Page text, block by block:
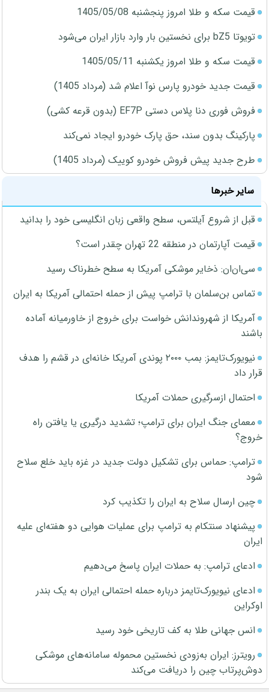
قیمت سکه و طلا امروز پنجشنبه 1405/05/08
تویوتا bZ5 برای نخستین بار وارد بازار ایران می‌شود
قیمت سکه و طلا امروز یکشنبه 1405/05/11
قیمت جدید خودرو پارس نوآ اعلام شد (مرداد 1405)
فروش فوری دنا پلاس دستی EF7P (بدون قرعه کشی)
پارکینگ بدون سند، حق پارک خودرو ایجاد نمی‌کند
طرح جدید پیش فروش خودرو کوییک (مرداد 1405)
سایر خبرها
قبل از شروع آیلتس، سطح واقعی زبان انگلیسی خود را بدانید
قیمت آپارتمان در منطقه 22 تهران چقدر است؟
سی‌ان‌ان: ذخایر موشکی آمریکا به سطح خطرناک رسید
تماس بن‌سلمان با ترامپ پیش از حمله احتمالی آمریکا به ایران
آمریکا از شهروندانش خواست برای خروج از خاورمیانه آماده
باشند
نیویورک‌تایمز: بمب ۲۰۰۰ پوندی آمریکا خانه‌ای در قشم را هدف
قرار داد
احتمال ازسرگیری حملات آمریکا
معمای جنگ ایران برای ترامپ؛ تشدید درگیری یا یافتن راه
خروج؟
ترامپ: حماس برای تشکیل دولت جدید در غزه باید خلع سلاح
شود
چین ارسال سلاح به ایران را تکذیب کرد
پیشنهاد سنتکام به ترامپ برای عملیات هوایی دو هفته‌ای علیه
ایران
ادعای ترامپ: به حملات ایران پاسخ می‌دهیم
ادعای نیویورک‌تایمز درباره حمله احتمالی ایران به یک بندر
اوکراین
انس جهانی طلا به کف تاریخی خود رسید
رویترز: ایران به‌زودی نخستین محموله سامانه‌های موشکی
دوش‌پرتاب چین را دریافت می‌کند